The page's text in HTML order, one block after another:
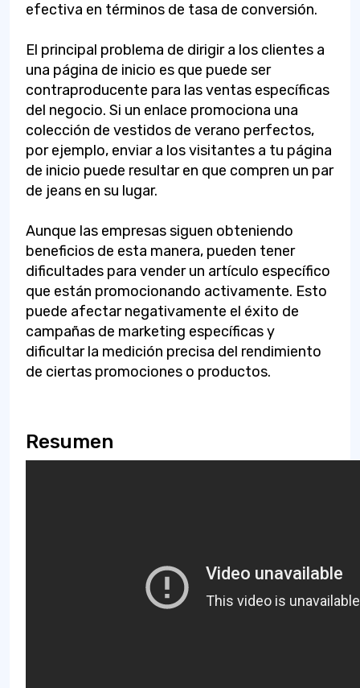
efectiva en términos de tasa de conversión.
El principal problema de dirigir a los clientes a
una página de inicio es que puede ser
contraproducente para las ventas específicas
del negocio. Si un enlace promociona una
colección de vestidos de verano perfectos,
por ejemplo, enviar a los visitantes a tu página
de inicio puede resultar en que compren un par
de jeans en su lugar.
Aunque las empresas siguen obteniendo
beneficios de esta manera, pueden tener
dificultades para vender un artículo específico
que están promocionando activamente. Esto
puede afectar negativamente el éxito de
campañas de marketing específicas y
dificultar la medición precisa del rendimiento
de ciertas promociones o productos.
Resumen